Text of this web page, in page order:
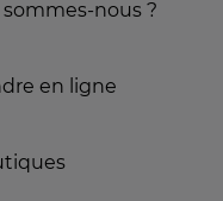
sommes-nous ?
en ligne